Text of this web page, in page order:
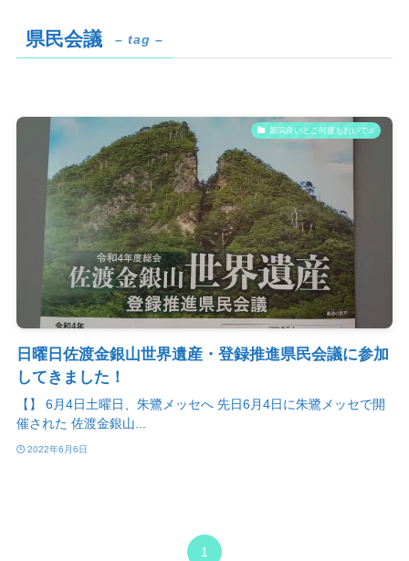
県民会議 – tag –
新潟良いとこ何度もおいで♫
日曜日佐渡金銀山世界遺産・登録推進県民会議に参加
してきました！
【】 6月4日土曜日、朱鷺メッセへ 先日6月4日に朱鷺メッセで開
催された 佐渡金銀山...
2022年6月6日
1